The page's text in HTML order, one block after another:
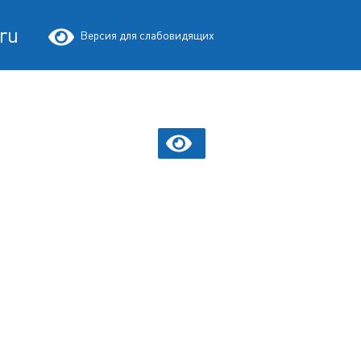
Версия для слабовидящих